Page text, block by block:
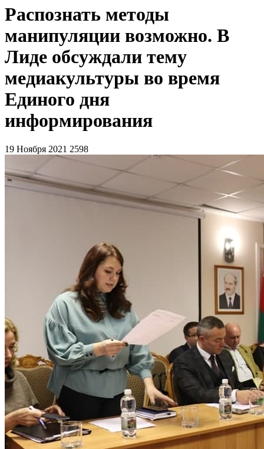
Распознать методы
манипуляции возможно. В
Лиде обсуждали тему
медиакультуры во время
Единого дня
информирования
19 Ноября 2021 2598